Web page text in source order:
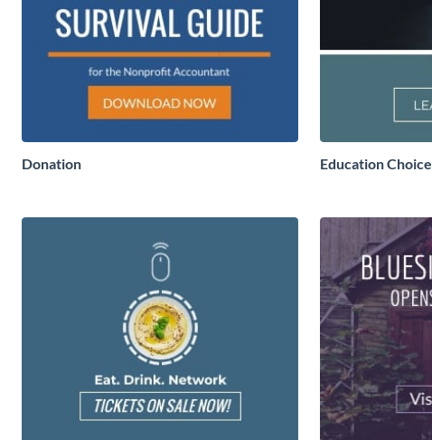
Donation Education Choice